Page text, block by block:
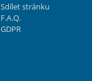
Sdílet stránku
F.A.Q.
GDPR